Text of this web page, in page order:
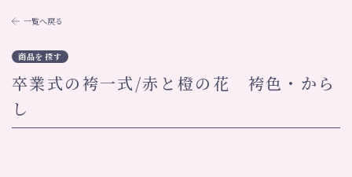
一覧へ戻る
商品を探す
卒業式の袴一式/赤と橙の花 袴色・から
し